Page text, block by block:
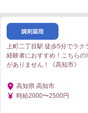
上町二丁目駅 徒歩5分でラク
経験者におすすめ！こちらの
がありません！《高知市》
高知県 高知市
時給2000〜2500円